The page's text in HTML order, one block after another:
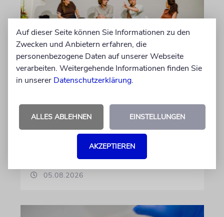
GESCHICHTE
Ein Forschungsprojekt von NS-Dokuzentrum
und Lenbachhaus untersucht, wie völkische
Gedanken vor dem Ersten Weltkrieg wirkten
05.08.2026
Auf dieser Seite können Sie Informationen zu den
Zwecken und Anbietern erfahren, die
personenbezogene Daten auf unserer Webseite
verarbeiten. Weitergehende Informationen finden Sie
in unserer Datenschutzerklärung.
ALLES ABLEHNEN EINSTELLUNGEN
AKZEPTIEREN